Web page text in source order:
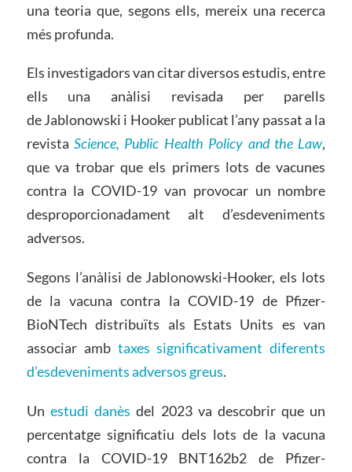
una teoria que, segons ells, mereix una recerca
més profunda.
Els investigadors van citar diversos estudis, entre
ells una anàlisi revisada per parells
de Jablonowski i Hooker publicat l’any passat a la
revista Science, Public Health Policy and the Law,
que va trobar que els primers lots de vacunes
contra la COVID-19 van provocar un nombre
desproporcionadament alt d’esdeveniments
adversos.
Segons l’anàlisi de Jablonowski-Hooker, els lots
de la vacuna contra la COVID-19 de Pfizer-
BioNTech distribuïts als Estats Units es van
associar amb taxes significativament diferents
d’esdeveniments adversos greus.
Un estudi danès del 2023 va descobrir que un
percentatge significatiu dels lots de la vacuna
contra la COVID-19 BNT162b2 de Pfizer-